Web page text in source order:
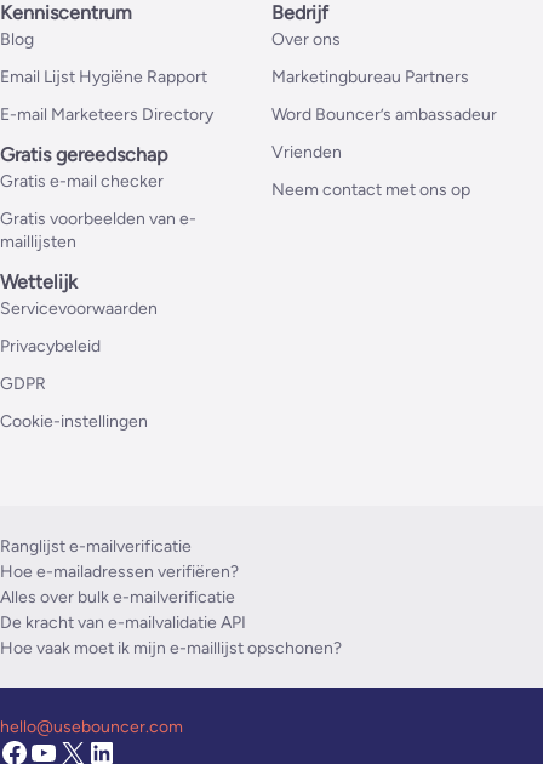
Kenniscentrum
Blog
Email Lijst Hygiëne Rapport
E-mail Marketeers Directory
Gratis gereedschap
Gratis e-mail checker
Gratis voorbeelden van e-
maillijsten
Bedrijf
Over ons
Marketingbureau Partners
Word Bouncer’s ambassadeur
Vrienden
Neem contact met ons op
Wettelijk
Servicevoorwaarden
Privacybeleid
GDPR
Cookie-instellingen
Ranglijst e-mailverificatie
Hoe e-mailadressen verifiëren?
Alles over bulk e-mailverificatie
De kracht van e-mailvalidatie API
Hoe vaak moet ik mijn e-maillijst opschonen?
hello@usebouncer.com